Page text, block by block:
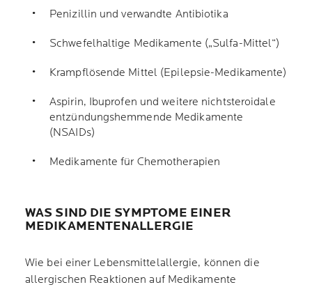
Penizillin und verwandte Antibiotika
Schwefelhaltige Medikamente („Sulfa-Mittel“)
Krampflösende Mittel (Epilepsie-Medikamente)
Aspirin, Ibuprofen und weitere nichtsteroidale
entzündungshemmende Medikamente
(NSAIDs)
Medikamente für Chemotherapien
WAS SIND DIE SYMPTOME EINER
MEDIKAMENTENALLERGIE
Wie bei einer Lebensmittelallergie, können die
allergischen Reaktionen auf Medikamente